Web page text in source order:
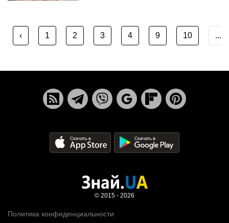
‹ 1 2 3 4 9 10 ...
Политика конфиденциальности
© 2015 - 2026